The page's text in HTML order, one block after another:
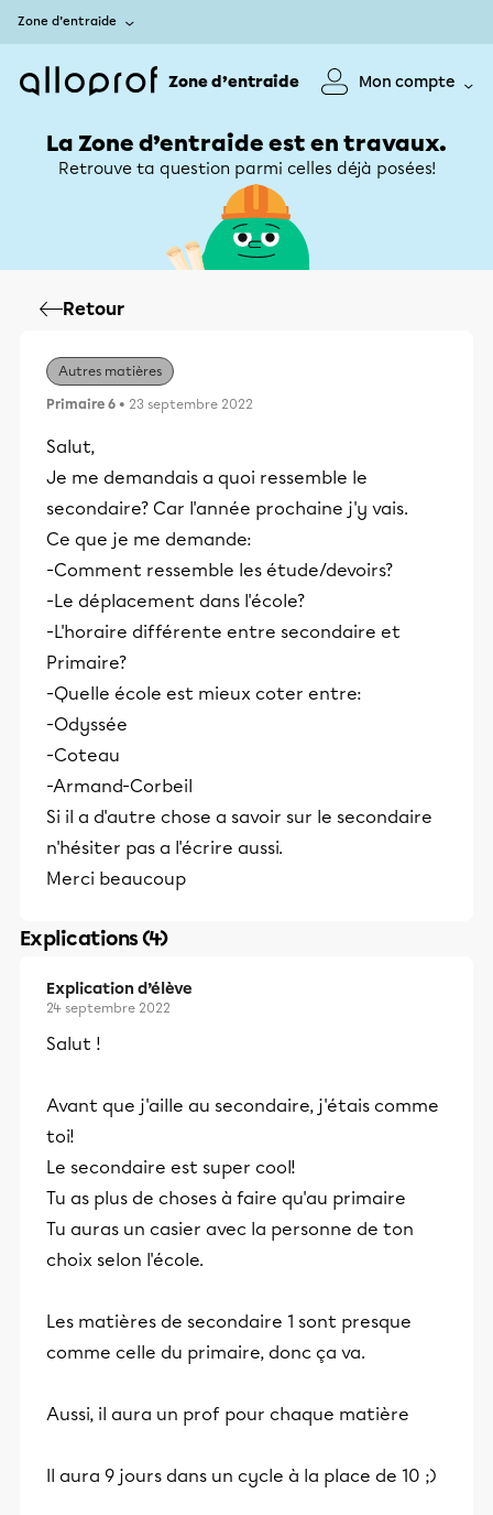
Zone d’entraide
Zone d’entraide Mon compte
La Zone d’entraide est en travaux.
Retrouve ta question parmi celles déjà posées!
Retour
Autres matières
Primaire 6 • 23 septembre 2022
Salut,
Je me demandais a quoi ressemble le
secondaire? Car l'année prochaine j'y vais.
Ce que je me demande:
-Comment ressemble les étude/devoirs?
-Le déplacement dans l'école?
-L'horaire différente entre secondaire et
Primaire?
-Quelle école est mieux coter entre:
-Odyssée
-Coteau
-Armand-Corbeil
Si il a d'autre chose a savoir sur le secondaire
n'hésiter pas a l'écrire aussi.
Merci beaucoup
Explications (4)
Explication d’élève
24 septembre 2022
Salut !
Avant que j'aille au secondaire, j'étais comme
toi!
Le secondaire est super cool!
Tu as plus de choses à faire qu'au primaire
Tu auras un casier avec la personne de ton
choix selon l'école.
Les matières de secondaire 1 sont presque
comme celle du primaire, donc ça va.
Aussi, il aura un prof pour chaque matière
Il aura 9 jours dans un cycle à la place de 10 ;)